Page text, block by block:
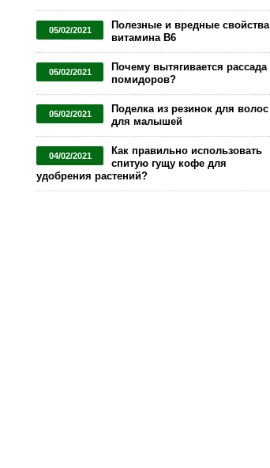
05/02/2021
Полезные и вредные свойства
витамина В6
05/02/2021
Почему вытягивается рассада
помидоров?
05/02/2021
Поделка из резинок для волос
для малышей
04/02/2021
Как правильно использовать
спитую гущу кофе для
удобрения растений?